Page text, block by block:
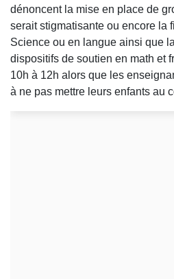
dénoncent la mise en place de
serait stigmatisante ou encore la
Science ou en langue ainsi que
dispositifs de soutien en math et
10h à 12h alors que les
à ne pas mettre leurs enfants au